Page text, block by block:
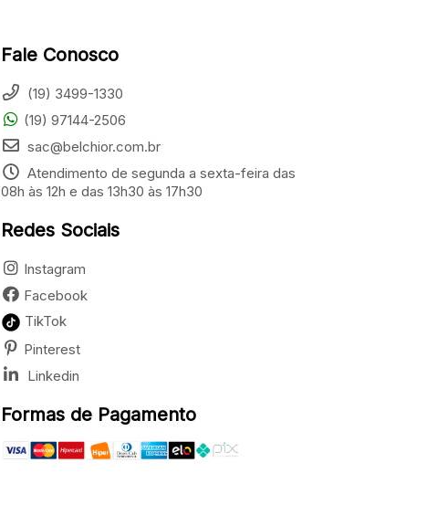
Fale Conosco
(19) 3499-1330
(19) 97144-2506
sac@belchior.com.br
Atendimento de segunda a sexta-feira das
08h às 12h e das 13h30 às 17h30
Redes Sociais
Instagram
Facebook
TikTok
Pinterest
Linkedin
Formas de Pagamento